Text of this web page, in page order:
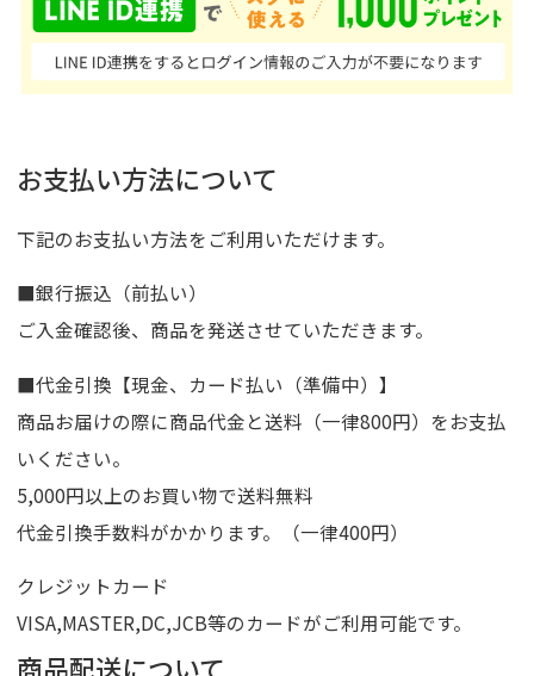
お支払い方法について
下記のお支払い方法をご利用いただけます。
■銀行振込（前払い）
ご入金確認後、商品を発送させていただきます。
■代金引換【現金、カード払い（準備中）】
商品お届けの際に商品代金と送料（一律800円）をお支払
いください。
5,000円以上のお買い物で送料無料
代金引換手数料がかかります。（一律400円）
クレジットカード
VISA,MASTER,DC,JCB等のカードがご利用可能です。
商品配送について